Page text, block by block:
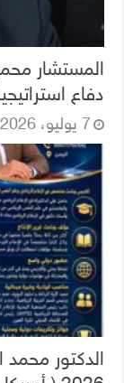
المستشار
دفاع
7 يوليو، 2026
الدكتور